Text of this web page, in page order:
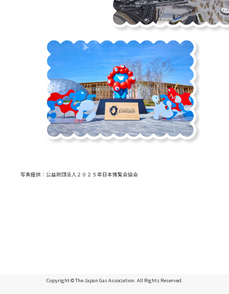
写真提供：公益財団法人２０２５年日本博覧会協会
Copyright © The Japan Gas Association. All Rights Reserved.